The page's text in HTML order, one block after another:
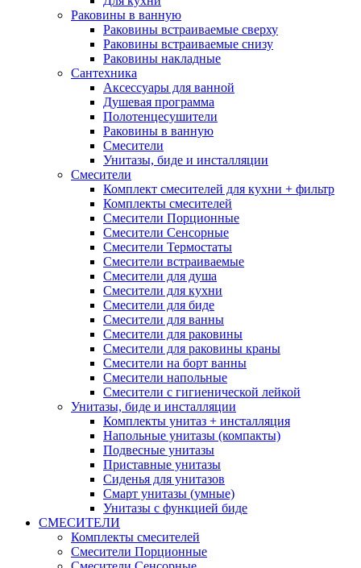
Раковины в ванную
Раковины встраиваемые сверху
Раковины встраиваемые снизу
Раковины накладные
Сантехника
Аксессуары для ванной
Душевая программа
Полотенцесушители
Раковины в ванную
Смесители
Унитазы, биде и инсталляции
Смесители
Комплект смесителей для кухни + фильтр
Комплекты смесителей
Смесители Порционные
Смесители Сенсорные
Смесители Термостаты
Смесители встраиваемые
Смесители для душа
Смесители для кухни
Смесители для биде
Смесители для ванны
Смесители для раковины
Смесители для раковины краны
Смесители на борт ванны
Смесители напольные
Смесители с гигиенической лейкой
Унитазы, биде и инсталляции
Комплекты унитаз + инсталляция
Напольные унитазы (компакты)
Подвесные унитазы
Приставные унитазы
Сиденья для унитазов
Смарт унитазы (умные)
Унитазы с функцией биде
СМЕСИТЕЛИ
Комплекты смесителей
Смесители Порционные